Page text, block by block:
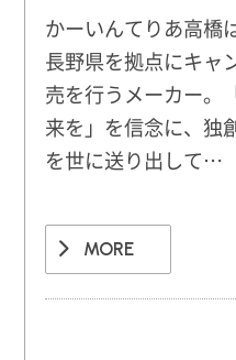
かーいんてりあ高橋
長野県を拠点にキャ
売を行うメーカー。
来を」を信念に、独
を世に送り出して…
MORE